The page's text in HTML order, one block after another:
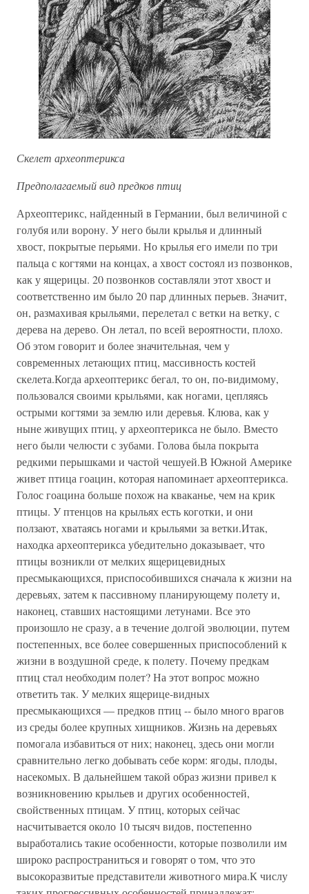
Скелет археоптерикса
Предполагаемый вид предков птиц
Археоптерикс, найденный в Германии, был величиной с
голубя или ворону. У него были крылья и длинный
хвост, покрытые перьями. Но крылья его имели по три
пальца с когтями на концах, а хвост состоял из позвонков,
как у ящерицы. 20 позвонков составляли этот хвост и
соответственно им было 20 пар длинных перьев. Значит,
он, размахивая крыльями, перелетал с ветки на ветку, с
дерева на дерево. Он летал, по всей вероятности, плохо.
Об этом говорит и более значительная, чем у
современных летающих птиц, массивность костей
скелета.Когда археоптерикс бегал, то он, по-видимому,
пользовался своими крыльями, как ногами, цепляясь
острыми когтями за землю или деревья. Клюва, как у
ныне живущих птиц, у археоптерикса не было. Вместо
него были челюсти с зубами. Голова была покрыта
редкими перышками и частой чешуей.В Южной Америке
живет птица гоацин, которая напоминает археоптерикса.
Голос гоацина больше похож на кваканье, чем на крик
птицы. У птенцов на крыльях есть коготки, и они
ползают, хватаясь ногами и крыльями за ветки.Итак,
находка археоптерикса убедительно доказывает, что
птицы возникли от мелких ящерицевидных
пресмыкающихся, приспособившихся сначала к жизни на
деревьях, затем к пассивному планирующему полету и,
наконец, ставших настоящими летунами. Все это
произошло не сразу, а в течение долгой эволюции, путем
постепенных, все более совершенных приспособлений к
жизни в воздушной среде, к полету. Почему предкам
птиц стал необходим полет? На этот вопрос можно
ответить так. У мелких ящерице-видных
пресмыкающихся — предков птиц -- было много врагов
из среды более крупных хищников. Жизнь на деревьях
помогала избавиться от них; наконец, здесь они могли
сравнительно легко добывать себе корм: ягоды, плоды,
насекомых. В дальнейшем такой образ жизни привел к
возникновению крыльев и других особенностей,
свойственных птицам. У птиц, которых сейчас
насчитывается около 10 тысяч видов, постепенно
выработались такие особенности, которые позволили им
широко распространиться и говорят о том, что это
высокоразвитые представители животного мира.К числу